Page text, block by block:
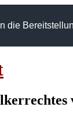
die